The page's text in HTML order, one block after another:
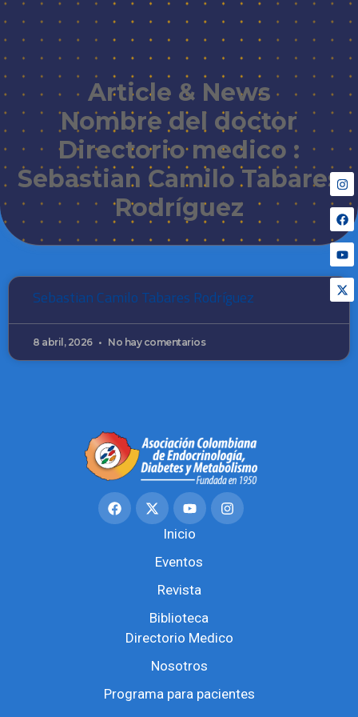
Article & News
Nombre del doctor
Directorio medico :
Sebastian Camilo Tabares
Rodríguez
Sebastian Camilo Tabares Rodríguez
8 abril, 2026 No hay comentarios
Inicio
Eventos
Revista
Biblioteca
Directorio Medico
Nosotros
Programa para pacientes